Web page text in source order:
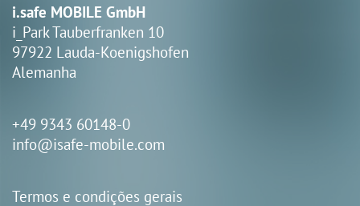
i.safe MOBILE GmbH
i_Park Tauberfranken 10
97922 Lauda-Koenigshofen
Alemanha
+49 9343 60148-0
info@isafe-mobile.com
Termos e condições gerais